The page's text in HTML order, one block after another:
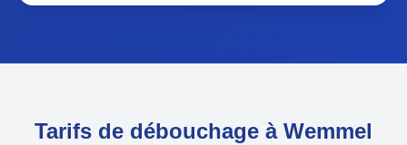
Tarifs de débouchage à Wemmel